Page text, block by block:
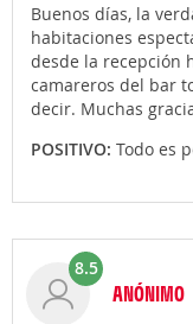
Buenos días, la
habitaciones
desde la recepción
camareros del bar
decir. Muchas
POSITIVO: Todo es
8.5
ANÓNIMO